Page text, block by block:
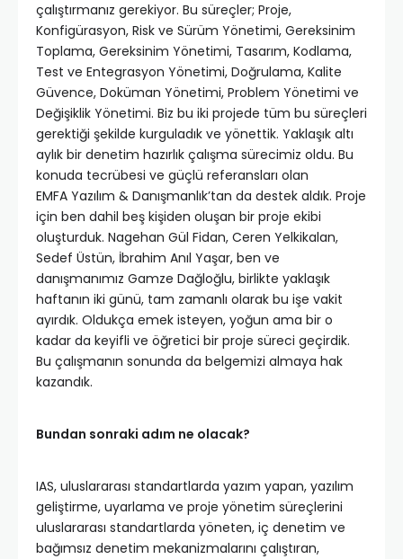
çalıştırmanız gerekiyor. Bu süreçler; Proje,
Konfigürasyon, Risk ve Sürüm Yönetimi, Gereksinim
Toplama, Gereksinim Yönetimi, Tasarım, Kodlama,
Test ve Entegrasyon Yönetimi, Doğrulama, Kalite
Güvence, Doküman Yönetimi, Problem Yönetimi ve
Değişiklik Yönetimi. Biz bu iki projede tüm bu süreçleri
gerektiği şekilde kurguladık ve yönettik. Yaklaşık altı
aylık bir denetim hazırlık çalışma sürecimiz oldu. Bu
konuda tecrübesi ve güçlü referansları olan
EMFA Yazılım & Danışmanlık’tan da destek aldık. Proje
için ben dahil beş kişiden oluşan bir proje ekibi
oluşturduk. Nagehan Gül Fidan, Ceren Yelkikalan,
Sedef Üstün, İbrahim Anıl Yaşar, ben ve
danışmanımız Gamze Dağloğlu, birlikte yaklaşık
haftanın iki günü, tam zamanlı olarak bu işe vakit
ayırdık. Oldukça emek isteyen, yoğun ama bir o
kadar da keyifli ve öğretici bir proje süreci geçirdik.
Bu çalışmanın sonunda da belgemizi almaya hak
kazandık.
Bundan sonraki adım ne olacak?
IAS, uluslararası standartlarda yazım yapan, yazılım
geliştirme, uyarlama ve proje yönetim süreçlerini
uluslararası standartlarda yöneten, iç denetim ve
bağımsız denetim mekanizmalarını çalıştıran,